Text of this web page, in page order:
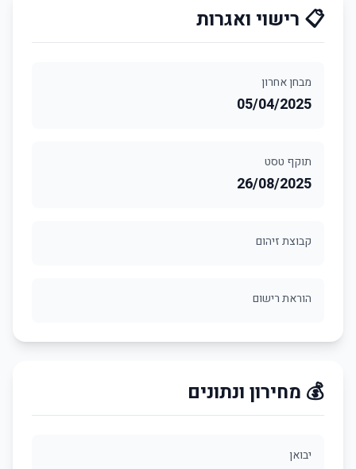
📋 רישוי ואגרות
מבחן אחרון
05/04/2025
תוקף טסט
26/08/2025
קבוצת זיהום
הוראת רישום
💰 מחירון ונתונים
יבואן